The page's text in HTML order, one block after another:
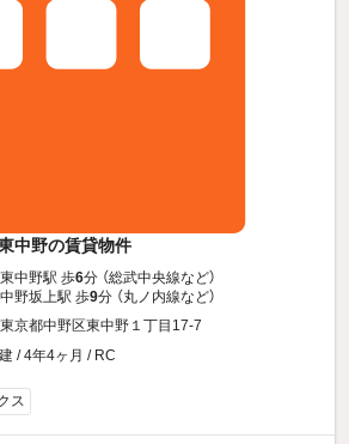
中野の賃貸物件
東中野駅 歩6分 （総武中央線など）
中野坂上駅 歩9分 （丸ノ内線など）
東京都中野区東中野１丁目17-7
/ 4年4ヶ月 / RC
ス